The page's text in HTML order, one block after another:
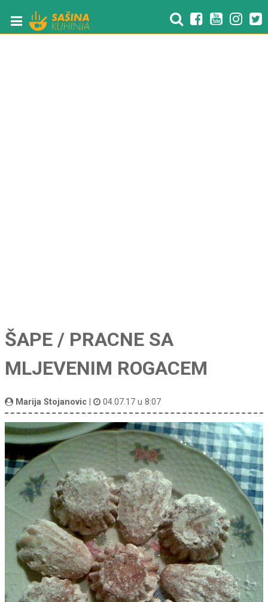
ŠAPE / PRACNE SA
MLJEVENIM ROGACEM
Marija Stojanovic 04.07.17 u 8:07